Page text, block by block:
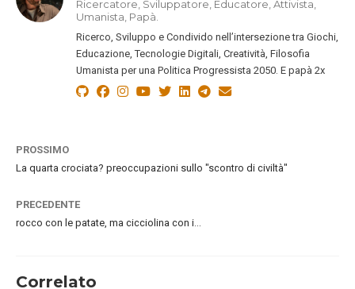
Ricercatore, Sviluppatore, Educatore, Attivista,
Umanista, Papà.
Ricerco, Sviluppo e Condivido nell’intersezione tra Giochi,
Educazione, Tecnologie Digitali, Creatività, Filosofia
Umanista per una Politica Progressista 2050. E papà 2x
PROSSIMO
La quarta crociata? preoccupazioni sullo "scontro di civiltà"
PRECEDENTE
rocco con le patate, ma cicciolina con i…
Correlato